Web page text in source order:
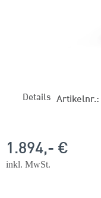
Details Artikelnr.:
1.894,- €
inkl. MwSt.